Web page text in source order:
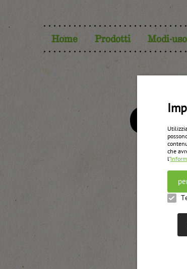
che
l’
Home Prodotti Modi-uso